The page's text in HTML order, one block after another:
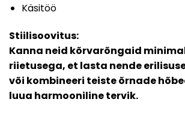
Käsitöö
Stiilisoovitus:
Kanna neid kõrvarõngaid
riietusega, et lasta nende
või kombineeri teiste õrnade
luua harmooniline tervik.